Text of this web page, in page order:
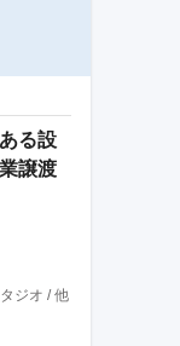
る設
譲渡
ジオ / 他